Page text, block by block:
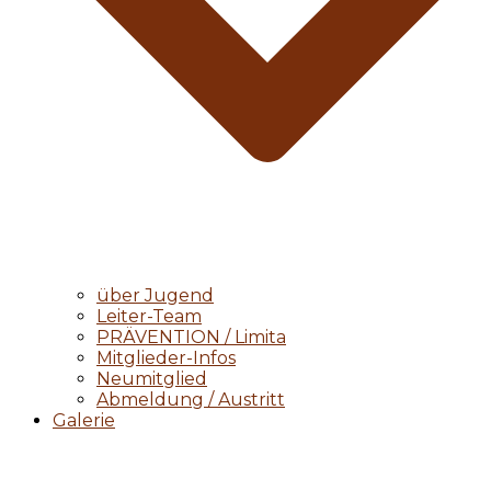
über Jugend
Leiter-Team
PRÄVENTION / Limita
Mitglieder-Infos
Neumitglied
Abmeldung / Austritt
Galerie